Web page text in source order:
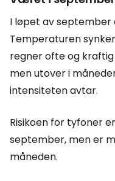
I løpet av
Temperaturen
regner ofte og
men utover i
intensiteten avtar.
Risikoen for tyfoner
september, men er
måneden.